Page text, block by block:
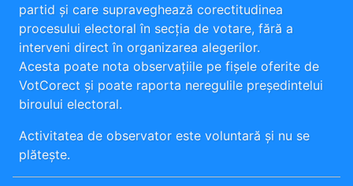
partid și care supraveghează corectitudinea
procesului electoral în secția de votare, fără a
interveni direct în organizarea alegerilor.
Acesta poate nota observațiile pe fișele oferite de
VotCorect și poate raporta neregulile președintelui
biroului electoral.
Activitatea de observator este voluntară și nu se
plătește.